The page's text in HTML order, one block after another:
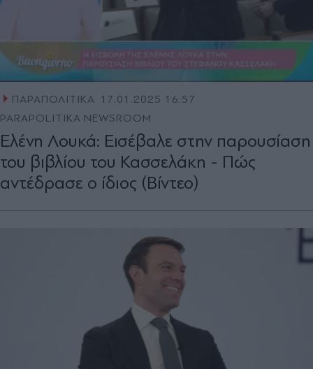
ΠΑΡΑΠΟΛΙΤΙΚΑ
17.01.2025 16:57
PARAPOLITIKA NEWSROOM
Ελένη Λουκά: Εισέβαλε στην παρουσίαση
του βιβλίου του Κασσελάκη - Πώς
αντέδρασε ο ίδιος (Βίντεο)